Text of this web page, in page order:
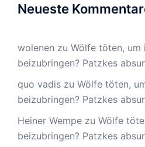
Neueste
wolenen zu Wölfe töten, um
beizubringen? Patzkes
quo vadis zu Wölfe töten,
beizubringen? Patzkes
Heiner Wempe zu Wölfe
beizubringen? Patzkes